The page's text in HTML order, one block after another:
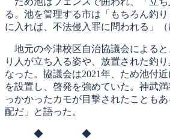
る。池を管理する市は「もちろん釣
に入れば、不法侵入罪に問われる」（
地元の今津校区自治協議会によると
り人が立ち入る姿や、放置された釣
なった。協議会は2021年、ため池付
を設置し、啓発を強めていた。神武満
っかかったカモが目撃されたことも
配だ」と語った。
◆ ◆